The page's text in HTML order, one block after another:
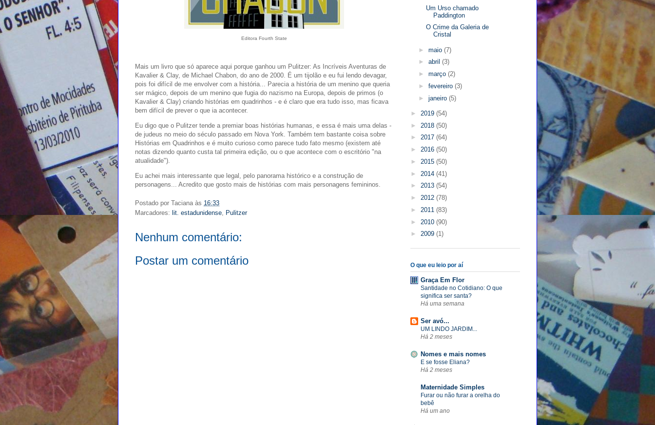
Editora Fourth State
Mais um livro que só aparece aqui porque ganhou um Pulitzer: As Incríveis Aventuras de
Kavalier & Clay, de Michael Chabon, do ano de 2000. É um tijolão e eu fui lendo devagar,
pois foi difícil de me envolver com a história... Parecia a história de um menino que queria
ser mágico, depois de um menino que fugia do nazismo na Europa, depois de primos (o
Kavalier & Clay) criando histórias em quadrinhos - e é claro que era tudo isso, mas ficava
bem difícil de prever o que ia acontecer.
Eu digo que o Pulitzer tende a premiar boas histórias humanas, e essa é mais uma delas -
de judeus no meio do século passado em Nova York. Também tem bastante coisa sobre
Histórias em Quadrinhos e é muito curioso como parece tudo fato mesmo (existem até
notas dizendo quanto custa tal primeira edição, ou o que acontece com o escritório "na
atualidade").
Eu achei mais interessante que legal, pelo panorama histórico e a construção de
personagens... Acredito que gosto mais de histórias com mais personagens femininos.
Postado por Taciana às 16:33
Marcadores: lit. estadunidense, Pulitzer
Nenhum comentário:
Postar um comentário
Um Urso chamado
Paddington
O Crime da Galeria de
Cristal
► maio (7)
► abril (3)
► março (2)
► fevereiro (3)
► janeiro (5)
► 2019 (54)
► 2018 (50)
► 2017 (64)
► 2016 (50)
► 2015 (50)
► 2014 (41)
► 2013 (54)
► 2012 (78)
► 2011 (83)
► 2010 (90)
► 2009 (1)
O que eu leio por aí
Graça Em Flor
Santidade no Cotidiano: O que
significa ser santa?
Há uma semana
Ser avó...
UM LINDO JARDIM...
Há 2 meses
Nomes e mais nomes
E se fosse Eliana?
Há 2 meses
Maternidade Simples
Furar ou não furar a orelha do
bebê
Há um ano